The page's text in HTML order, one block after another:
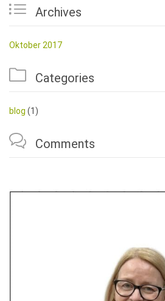
 Archives
Oktober 2017
 Categories
blog (1)
 Comments